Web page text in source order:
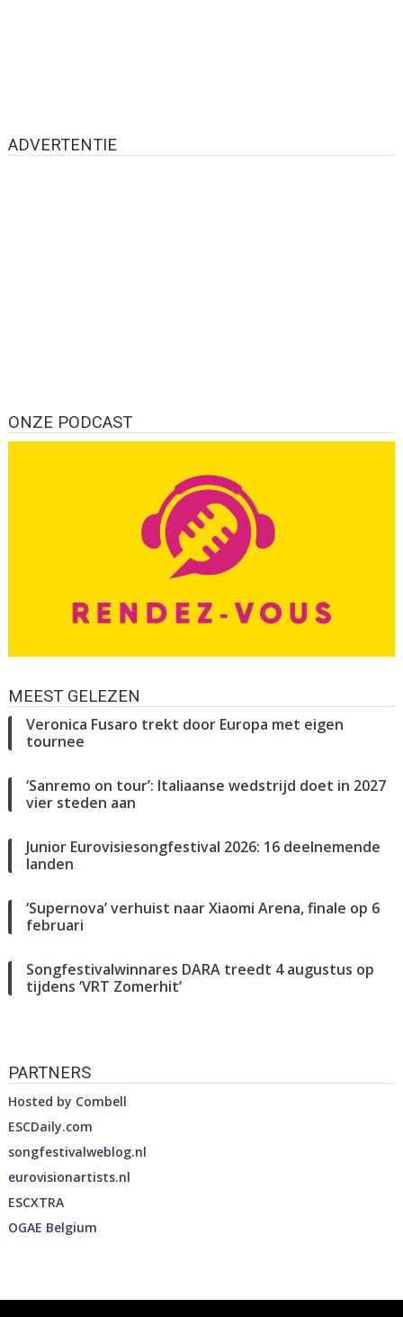
ADVERTENTIE
ONZE PODCAST
MEEST GELEZEN
Veronica Fusaro trekt door Europa met eigen
tournee
‘Sanremo on tour’: Italiaanse wedstrijd doet in 2027
vier steden aan
Junior Eurovisiesongfestival 2026: 16 deelnemende
landen
‘Supernova’ verhuist naar Xiaomi Arena, finale op 6
februari
Songfestivalwinnares DARA treedt 4 augustus op
tijdens ‘VRT Zomerhit’
PARTNERS
Hosted by Combell
ESCDaily.com
songfestivalweblog.nl
eurovisionartists.nl
ESCXTRA
OGAE Belgium